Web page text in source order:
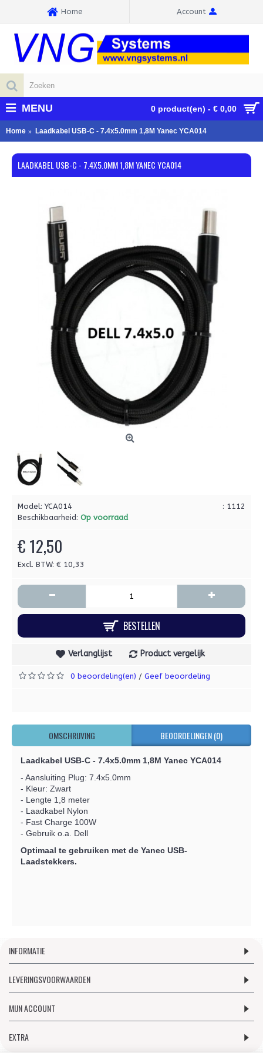
Home Account
0 product(en) - € 0,00
MENU
Home Laadkabel USB-C - 7.4x5.0mm 1,8M Yanec YCA014
LAADKABEL USB-C - 7.4X5.0MM 1,8M YANEC YCA014
: 1112
Model:YCA014
Beschikbaarheid: Op voorraad
€ 12,50
Excl. BTW: € 10,33
- +
BESTELLEN
Verlanglijst Product vergelijk
0 beoordeling(en) / Geef beoordeling
OMSCHRIJVING BEOORDELINGEN (0)
Laadkabel USB-C - 7.4x5.0mm 1,8M Yanec YCA014
- Aansluiting Plug: 7.4x5.0mm
- Kleur: Zwart
- Lengte 1,8 meter
- Laadkabel Nylon
- Fast Charge 100W
- Gebruik o.a. Dell
Optimaal te gebruiken met de Yanec USB-
Laadstekkers.
INFORMATIE
LEVERINGSVOORWAARDEN
MIJN ACCOUNT
EXTRA